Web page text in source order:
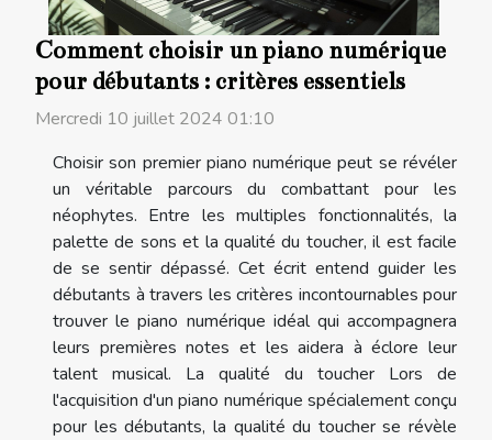
Comment choisir un piano numérique
pour débutants : critères essentiels
Mercredi 10 juillet 2024 01:10
Choisir son premier piano numérique peut se révéler
un véritable parcours du combattant pour les
néophytes. Entre les multiples fonctionnalités, la
palette de sons et la qualité du toucher, il est facile
de se sentir dépassé. Cet écrit entend guider les
débutants à travers les critères incontournables pour
trouver le piano numérique idéal qui accompagnera
leurs premières notes et les aidera à éclore leur
talent musical. La qualité du toucher Lors de
l'acquisition d'un piano numérique spécialement conçu
pour les débutants, la qualité du toucher se révèle